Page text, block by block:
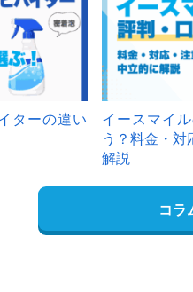
ターの違い
イースマイ
う？料金・対
解説
コラ